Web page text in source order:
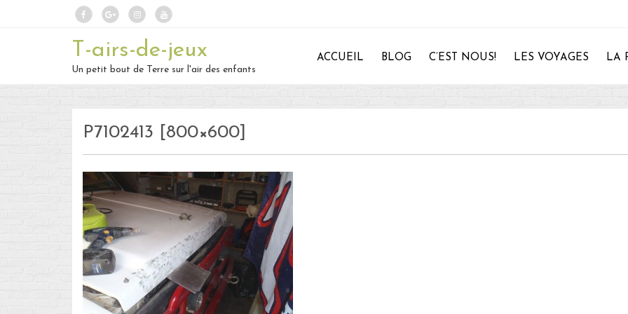
T-airs-de-jeux
Un petit bout de Terre sur l'air des enfants
ACCUEIL BLOG C’EST NOUS! LES VOYAGES LA
P7102413 [800×600]